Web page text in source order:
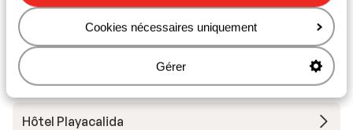
Cookies nécessaires uniquement
Gérer
Hôtel Globales Gardenia
Hôtel Occidental Puerto Banus
Hôtel Playacalida